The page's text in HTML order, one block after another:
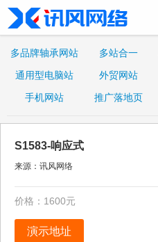
多品牌轴承网站 多站合一
通用型电脑站 外贸网站
手机网站
推广落地页
S1583-响应式
来源：讯风网络
价格：1600元
演示地址